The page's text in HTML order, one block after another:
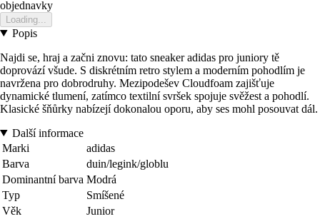
objednavky
Loading...
Popis
Najdi se, hraj a začni znovu: tato sneaker adidas pro juniory tě
doprovází všude. S diskrétním retro stylem a moderním pohodlím je
navržena pro dobrodruhy. Mezipodešev Cloudfoam zajišťuje
dynamické tlumení, zatímco textilní svršek spojuje svěžest a pohodlí.
Klasické šňůrky nabízejí dokonalou oporu, aby ses mohl posouvat dál.
Další informace
Marki
adidas
Barva
duin/legink/globlu
Dominantní barva Modrá
Typ
Smíšené
Věk
Junior